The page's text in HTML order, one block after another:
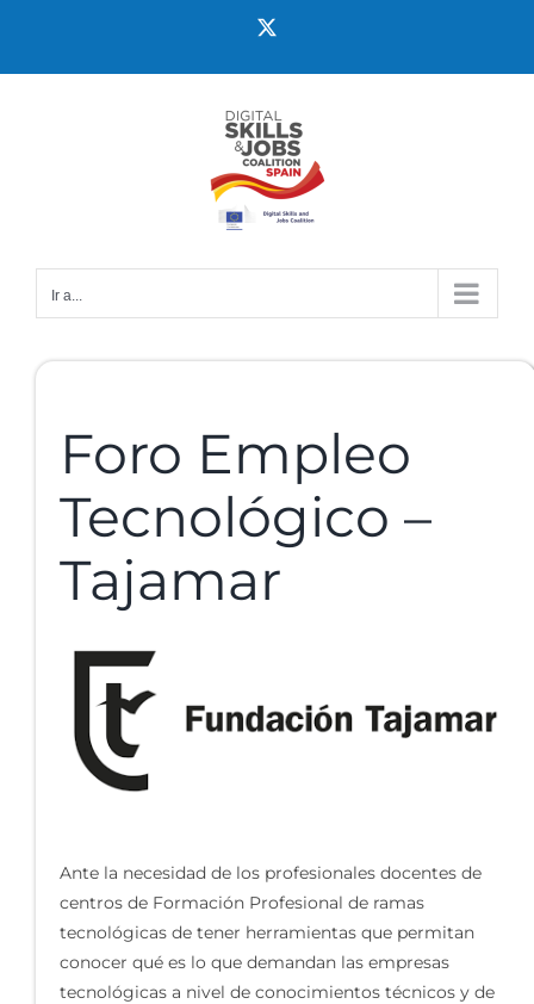
Ir a...
Foro Empleo
Tecnológico –
Tajamar
Ante la necesidad de los profesionales docentes de
centros de Formación Profesional de ramas
tecnológicas de tener herramientas que permitan
conocer qué es lo que demandan las empresas
tecnológicas a nivel de conocimientos técnicos y de